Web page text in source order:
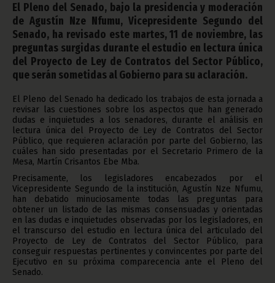
El Pleno del Senado, bajo la presidencia y moderación
de Agustín Nze Nfumu, Vicepresidente Segundo del
Senado, ha revisado este martes, 11 de noviembre, las
preguntas surgidas durante el estudio en lectura única
del Proyecto de Ley de Contratos del Sector Público,
que serán sometidas al Gobierno para su aclaración.
El Pleno del Senado ha dedicado los trabajos de esta jornada a
revisar las cuestiones sobre los aspectos que han generado
dudas e inquietudes a los senadores, durante el análisis en
lectura única del Proyecto de Ley de Contratos del Sector
Público, que requieren aclaración por parte del Gobierno, las
cuáles han sido presentadas por el Secretario Primero de la
Mesa, Martín Crisantos Ebe Mba.
Precisamente, los legisladores encabezados por el
Vicepresidente Segundo de la institución, Agustín Nze Nfumu,
han debatido minuciosamente todas las preguntas para
obtener un listado de las mismas consensuadas y orientadas
en las dudas e inquietudes observadas por los legisladores, en
el transcurso del estudio en lectura única del articulado del
Proyecto de Ley de Contratos del Sector Público, para
conseguir respuestas pertinentes y convincentes por parte del
Ejecutivo en su próxima comparecencia ante el Pleno del
Senado.